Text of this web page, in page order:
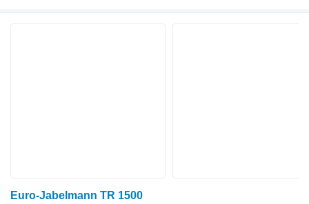
Euro-Jabelmann TR 1500